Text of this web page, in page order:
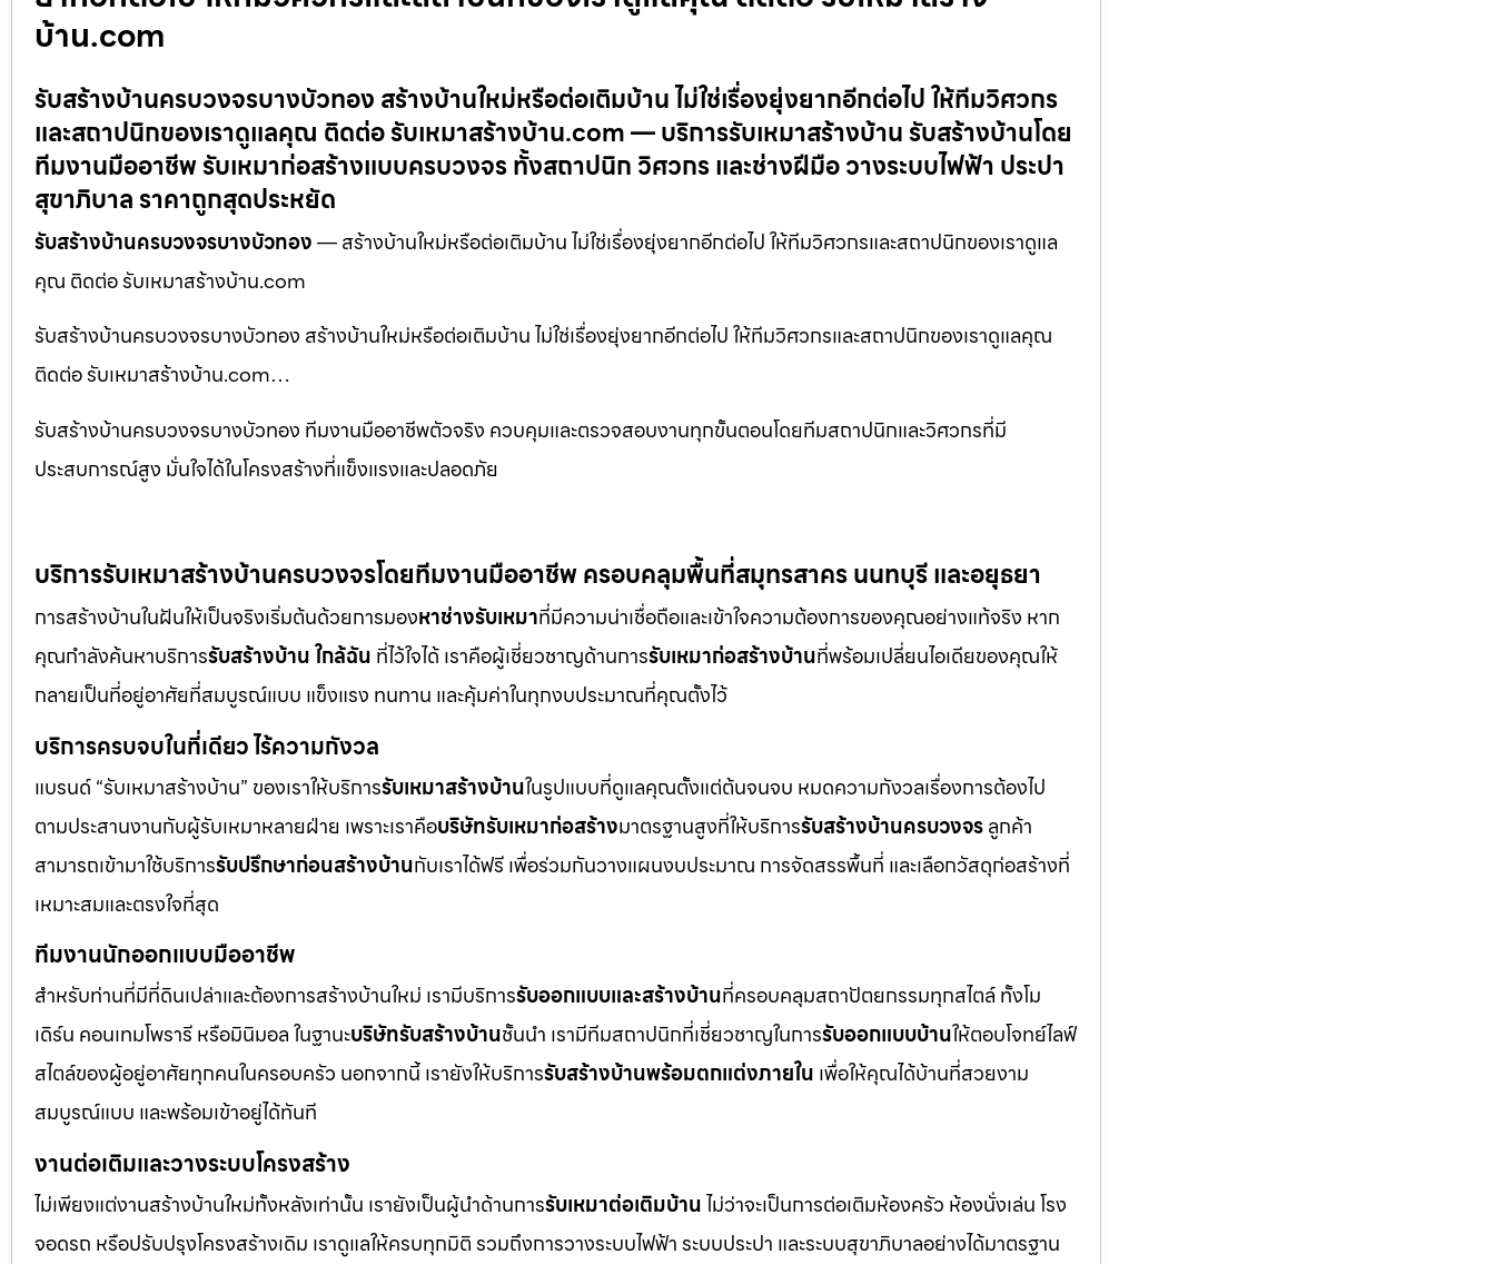
บ้าน.com
รับสร้างบ้านครบวงจรบางบัวทอง สร้างบ้านใหม่หรือต่อเติมบ้าน ไม่ใช่เรื่องยุ่งยากอีกต่อไป ให้ทีมวิศวกร
และสถาปนิกของเราดูแลคุณ ติดต่อ รับเหมาสร้างบ้าน.com — บริการรับเหมาสร้างบ้าน รับสร้างบ้านโดย
ทีมงานมืออาชีพ รับเหมาก่อสร้างแบบครบวงจร ทั้งสถาปนิก วิศวกร และช่างฝีมือ วางระบบไฟฟ้า ประปา
สุขาภิบาล ราคาถูกสุดประหยัด
รับสร้างบ้านครบวงจรบางบัวทอง— สร้างบ้านใหม่หรือต่อเติมบ้าน ไม่ใช่เรื่องยุ่งยากอีกต่อไป ให้ทีมวิศวกรและสถาปนิกของเราดูแล
คุณ ติดต่อ รับเหมาสร้างบ้าน.com
รับสร้างบ้านครบวงจรบางบัวทอง สร้างบ้านใหม่หรือต่อเติมบ้าน ไม่ใช่เรื่องยุ่งยากอีกต่อไป ให้ทีมวิศวกรและสถาปนิกของเราดูแลคุณ
ติดต่อ รับเหมาสร้างบ้าน.com…
รับสร้างบ้านครบวงจรบางบัวทอง ทีมงานมืออาชีพตัวจริง ควบคุมและตรวจสอบงานทุกขั้นตอนโดยทีมสถาปนิกและวิศวกรที่มี
ประสบการณ์สูง มั่นใจได้ในโครงสร้างที่แข็งแรงและปลอดภัย
บริการรับเหมาสร้างบ้านครบวงจรโดยทีมงานมืออาชีพ ครอบคลุมพื้นที่สมุทรสาคร นนทบุรี และอยุธยา
การสร้างบ้านในฝันให้เป็นจริงเริ่มต้นด้วยการมองหาช่างรับเหมาที่มีความน่าเชื่อถือและเข้าใจความต้องการของคุณอย่างแท้จริง หาก
คุณกำลังค้นหาบริการรับสร้างบ้าน ใกล้ฉัน ที่ไว้ใจได้ เราคือผู้เชี่ยวชาญด้านการรับเหมาก่อสร้างบ้านที่พร้อมเปลี่ยนไอเดียของคุณให้
กลายเป็นที่อยู่อาศัยที่สมบูรณ์แบบ แข็งแรง ทนทาน และคุ้มค่าในทุกงบประมาณที่คุณตั้งไว้
บริการครบจบในที่เดียว ไร้ความกังวล
แบรนด์ “รับเหมาสร้างบ้าน” ของเราให้บริการรับเหมาสร้างบ้านในรูปแบบที่ดูแลคุณตั้งแต่ต้นจนจบ หมดความกังวลเรื่องการต้องไป
ตามประสานงานกับผู้รับเหมาหลายฝ่าย เพราะเราคือบริษัทรับเหมาก่อสร้างมาตรฐานสูงที่ให้บริการรับสร้างบ้านครบวงจรลูกค้า
สามารถเข้ามาใช้บริการรับปรึกษาก่อนสร้างบ้านกับเราได้ฟรี เพื่อร่วมกันวางแผนงบประมาณ การจัดสรรพื้นที่ และเลือกวัสดุก่อสร้างที่
เหมาะสมและตรงใจที่สุด
ทีมงานนักออกแบบมืออาชีพ
สำหรับท่านที่มีที่ดินเปล่าและต้องการสร้างบ้านใหม่ เรามีบริการรับออกแบบและสร้างบ้านที่ครอบคลุมสถาปัตยกรรมทุกสไตล์ ทั้งโม
เดิร์น คอนเทมโพรารี หรือมินิมอล ในฐานะบริษัทรับสร้างบ้านชั้นนำ เรามีทีมสถาปนิกที่เชี่ยวชาญในการรับออกแบบบ้านให้ตอบโจทย์ไลฟ์
สไตล์ของผู้อยู่อาศัยทุกคนในครอบครัว นอกจากนี้ เรายังให้บริการรับสร้างบ้านพร้อมตกแต่งภายใน เพื่อให้คุณได้บ้านที่สวยงาม
สมบูรณ์แบบ และพร้อมเข้าอยู่ได้ทันที
งานต่อเติมและวางระบบโครงสร้าง
ไม่เพียงแต่งานสร้างบ้านใหม่ทั้งหลังเท่านั้น เรายังเป็นผู้นำด้านการรับเหมาต่อเติมบ้านไม่ว่าจะเป็นการต่อเติมห้องครัว ห้องนั่งเล่น โรง
จอดรถ หรือปรับปรุงโครงสร้างเดิม เราดูแลให้ครบทุกมิติ รวมถึงการวางระบบไฟฟ้า ระบบประปา และระบบสุขาภิบาลอย่างได้มาตรฐาน